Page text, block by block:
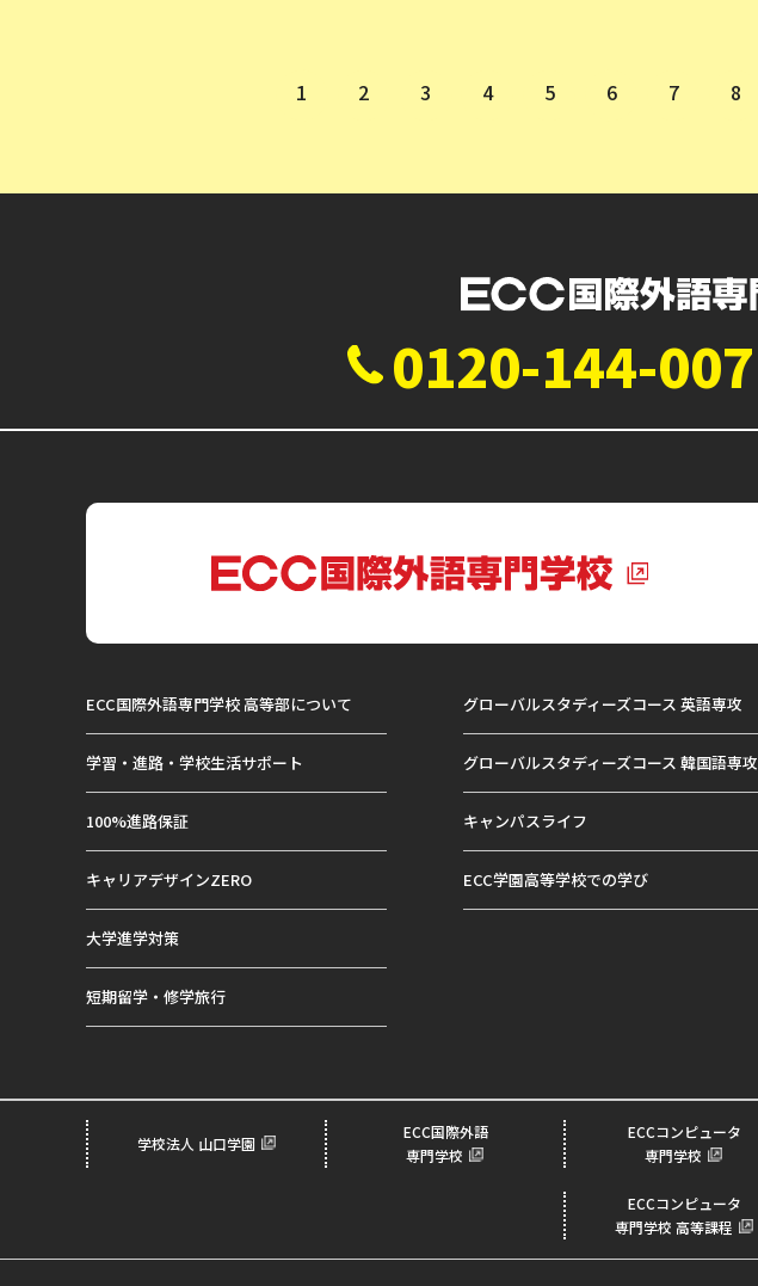
1 2 3 4 5 6 7 8
0120-144-007
ECC国際外語専門学校 高等部について
学習・進路・学校生活サポート
100%進路保証
キャリアデザインZERO
大学進学対策
短期留学・修学旅行
グローバルスタディーズコース 英語専攻
グローバルスタディーズコース 韓国語専攻
キャンパスライフ
ECC学園高等学校での学び
学校法人 山口学園
ECC国際外語
専門学校
ECCコンピュータ
専門学校
ECCコンピュータ
専門学校 高等課程